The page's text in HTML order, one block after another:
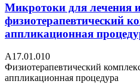
Микротоки для лечения
физиотерапевтический
аппликационная
А17.01.010
Физиотерапевтический
аппликационная процедура